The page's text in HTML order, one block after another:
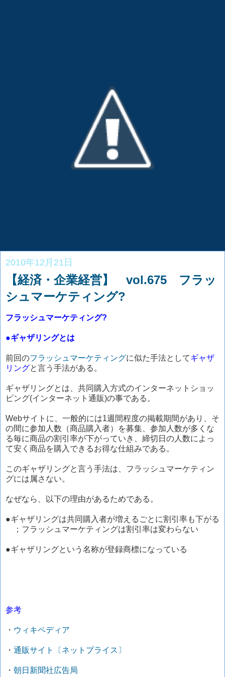
2010年12月21日
【経済・企業経営】 vol.675 フラッ
シュマーケティング?
フラッシュマーケティング?
●ギャザリングとは
前回のフラッシュマーケティングに似た手法としてギャザ
リングと言う手法がある。
ギャザリングとは、共同購入方式のインターネットショッ
ピング(インターネット通販)の事である。
Webサイトに、一般的には1週間程度の掲載期間があり、そ
の間に参加人数（商品購入者）を募集、参加人数が多くな
る毎に商品の割引率が下がっていき、締切日の人数によっ
て安く商品を購入できるお得な仕組みである。
このギャザリングと言う手法は、フラッシュマーケティン
グには属さない。
なぜなら、以下の理由があるためである。
●ギャザリングは共同購入者が増えるごとに割引率も下がる
；フラッシュマーケティングは割引率は変わらない
●ギャザリングという名称が登録商標になっている
参考
・ ウィキペディア
・ 通販サイト〔ネットプライス〕
・ 朝日新聞社広告局